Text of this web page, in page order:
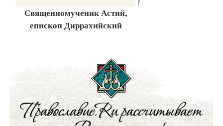
Священномученик Астий,
епископ Диррахийский